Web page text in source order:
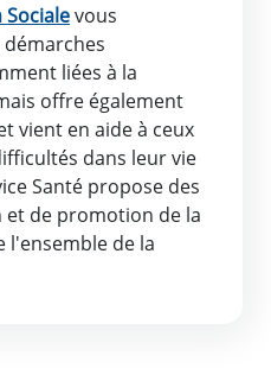
vous
liées à la
offre également
vient en aide à ceux
dans leur vie
Santé propose des
de promotion de la
l'ensemble de la